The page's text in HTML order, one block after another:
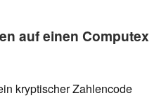
auf einen Computex
kryptischer Zahlencode